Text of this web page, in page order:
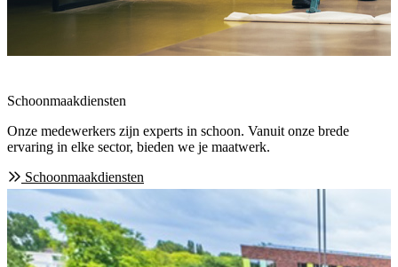
Schoonmaakdiensten
Onze medewerkers zijn experts in schoon. Vanuit onze brede
ervaring in elke sector, bieden we je maatwerk.
Schoonmaakdiensten